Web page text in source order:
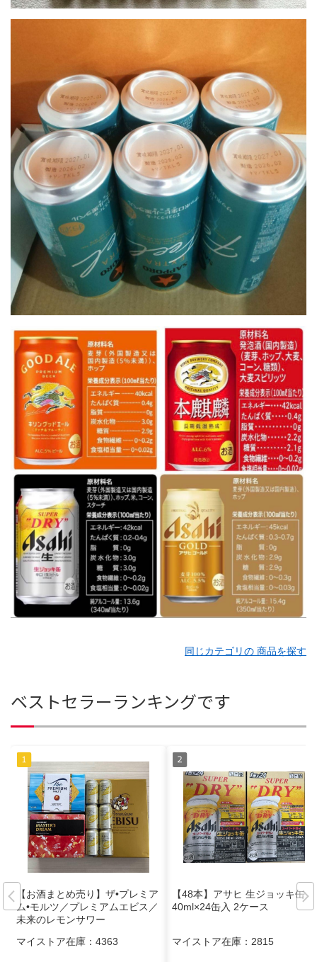
同じカテゴリの 商品を探す
ベストセラーランキングです
【お酒まとめ売り】ザ•プレミア
ム•モルツ／プレミアムエビス／
未来のレモンサワー
マイストア在庫： 4363
【48本】アサヒ 生ジョッキ缶 3
40ml×24缶入 2ケース
マイストア在庫： 2815